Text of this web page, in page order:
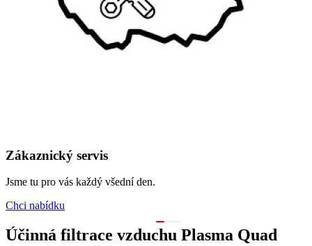
Zákaznický servis
Jsme tu pro vás každý všední den.
Chci nabídku
Účinná filtrace vzduchu Plasma Quad